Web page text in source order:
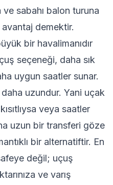
ve sabahı balon turuna
avantaj demektir.
bir havalimanıdır
seçeneği, daha sık
uygun saatler sunar.
daha uzundur. Yani uçak
veya saatler
uzun bir transferi göze
bir alternatiftir. En
değil; uçuş
ve varış